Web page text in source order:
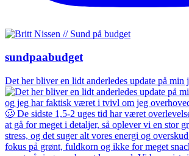
sundpaabudget
Det her bliver en lidt anderledes update på min j